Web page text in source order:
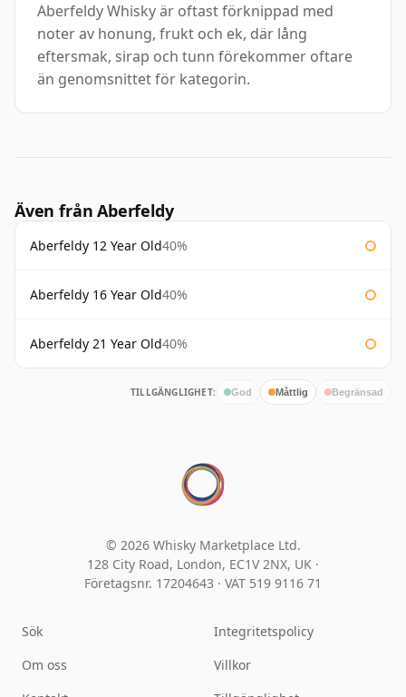
Aberfeldy Whisky är oftast förknippad med
noter av honung, frukt och ek, där lång
eftersmak, sirap och tunn förekommer oftare
än genomsnittet för kategorin.
Även från Aberfeldy
Aberfeldy 12 Year Old40%
Aberfeldy 16 Year Old40%
Aberfeldy 21 Year Old40%
TILLGÄNGLIGHET: God Måttlig Begränsad
© 2026 Whisky Marketplace Ltd.
128 City Road, London, EC1V 2NX, UK ·
Företagsnr. 17204643 · VAT 519 9116 71
Sök
Om oss
Integritetspolicy
Villkor